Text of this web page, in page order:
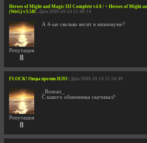
Heroes of Might and Magic III Complete v4.0 / + Heroes of Might
(WoG) v3.58f | Дата 2009-10-14 15:40:14
Репутация
8
А 4-ые сколько весят в минимуме?
FLOCK! Овцы против НЛО | Дата 2009-10-14 15:34:49
Репутация
8
_Roman_
С какого обменника скачивал?